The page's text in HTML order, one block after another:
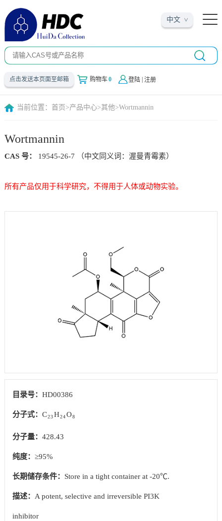
中文
点击发送本页面至邮箱 购物车0 登陆| 注册
当前位置： 首页 >产品中心>其他>Wortmannin
Wortmannin
CAS 号： 19545-26-7 （中文同义词：渥曼青霉素）
所有产品仅用于科学研究，不得用于人体或动物实验。
目录号： HD00386
分子式： C23H24O8
分子量： 428.43
纯度： ≥95%
长期储存条件： Store in a tight container at -20℃.
描述： A potent, selective and irreversible PI3K
inhibitor